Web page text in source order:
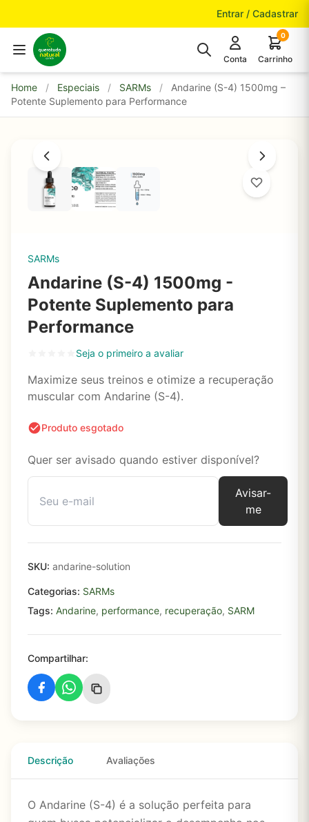
Entrar / Cadastrar
Conta
0
Carrinho
Home / Especiais / SARMs /
Andarine (S-4) 1500mg –
Potente Suplemento para Performance
SARMs
Andarine (S-4) 1500mg -
Potente Suplemento para
Performance
Seja o primeiro a avaliar
Maximize seus treinos e otimize a recuperação
muscular com Andarine (S-4).
Produto esgotado
Quer ser avisado quando estiver disponível?
Avisar-
me
SKU: andarine-solution
Categorias: SARMs
Tags: Andarine, performance, recuperação, SARM
Compartilhar:
Descrição Avaliações
O Andarine (S-4) é a solução perfeita para